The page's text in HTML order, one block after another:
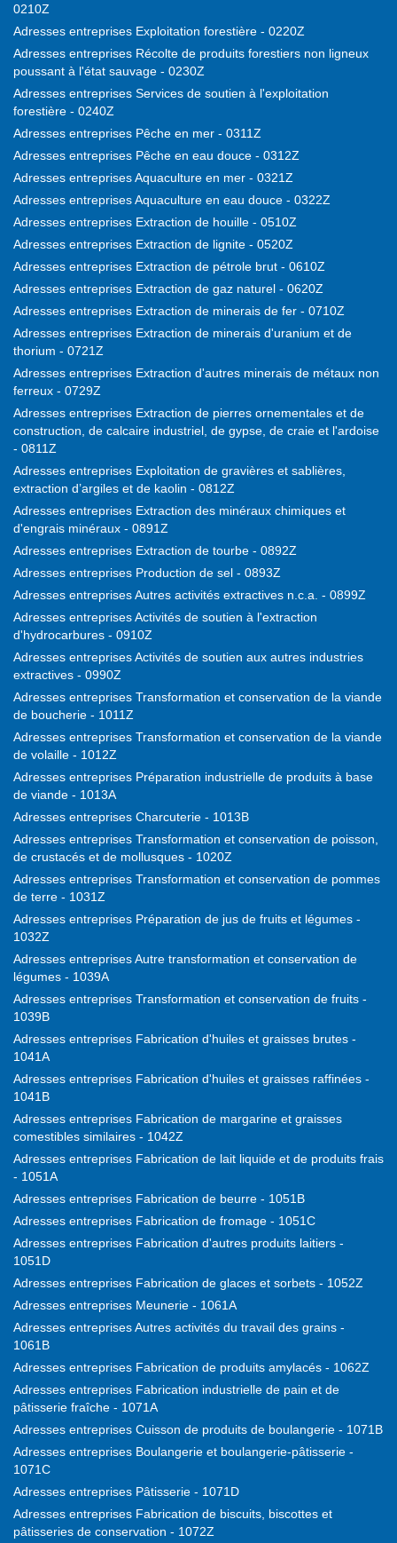
0210Z
Adresses entreprises Exploitation forestière - 0220Z
Adresses entreprises Récolte de produits forestiers non ligneux
poussant à l'état sauvage - 0230Z
Adresses entreprises Services de soutien à l'exploitation
forestière - 0240Z
Adresses entreprises Pêche en mer - 0311Z
Adresses entreprises Pêche en eau douce - 0312Z
Adresses entreprises Aquaculture en mer - 0321Z
Adresses entreprises Aquaculture en eau douce - 0322Z
Adresses entreprises Extraction de houille - 0510Z
Adresses entreprises Extraction de lignite - 0520Z
Adresses entreprises Extraction de pétrole brut - 0610Z
Adresses entreprises Extraction de gaz naturel - 0620Z
Adresses entreprises Extraction de minerais de fer - 0710Z
Adresses entreprises Extraction de minerais d'uranium et de
thorium - 0721Z
Adresses entreprises Extraction d'autres minerais de métaux non
ferreux - 0729Z
Adresses entreprises Extraction de pierres ornementales et de
construction, de calcaire industriel, de gypse, de craie et l'ardoise
- 0811Z
Adresses entreprises Exploitation de gravières et sablières,
extraction d’argiles et de kaolin - 0812Z
Adresses entreprises Extraction des minéraux chimiques et
d'engrais minéraux - 0891Z
Adresses entreprises Extraction de tourbe - 0892Z
Adresses entreprises Production de sel - 0893Z
Adresses entreprises Autres activités extractives n.c.a. - 0899Z
Adresses entreprises Activités de soutien à l'extraction
d'hydrocarbures - 0910Z
Adresses entreprises Activités de soutien aux autres industries
extractives - 0990Z
Adresses entreprises Transformation et conservation de la viande
de boucherie - 1011Z
Adresses entreprises Transformation et conservation de la viande
de volaille - 1012Z
Adresses entreprises Préparation industrielle de produits à base
de viande - 1013A
Adresses entreprises Charcuterie - 1013B
Adresses entreprises Transformation et conservation de poisson,
de crustacés et de mollusques - 1020Z
Adresses entreprises Transformation et conservation de pommes
de terre - 1031Z
Adresses entreprises Préparation de jus de fruits et légumes -
1032Z
Adresses entreprises Autre transformation et conservation de
légumes - 1039A
Adresses entreprises Transformation et conservation de fruits -
1039B
Adresses entreprises Fabrication d'huiles et graisses brutes -
1041A
Adresses entreprises Fabrication d'huiles et graisses raffinées -
1041B
Adresses entreprises Fabrication de margarine et graisses
comestibles similaires - 1042Z
Adresses entreprises Fabrication de lait liquide et de produits frais
- 1051A
Adresses entreprises Fabrication de beurre - 1051B
Adresses entreprises Fabrication de fromage - 1051C
Adresses entreprises Fabrication d'autres produits laitiers -
1051D
Adresses entreprises Fabrication de glaces et sorbets - 1052Z
Adresses entreprises Meunerie - 1061A
Adresses entreprises Autres activités du travail des grains -
1061B
Adresses entreprises Fabrication de produits amylacés - 1062Z
Adresses entreprises Fabrication industrielle de pain et de
pâtisserie fraîche - 1071A
Adresses entreprises Cuisson de produits de boulangerie - 1071B
Adresses entreprises Boulangerie et boulangerie-pâtisserie -
1071C
Adresses entreprises Pâtisserie - 1071D
Adresses entreprises Fabrication de biscuits, biscottes et
pâtisseries de conservation - 1072Z